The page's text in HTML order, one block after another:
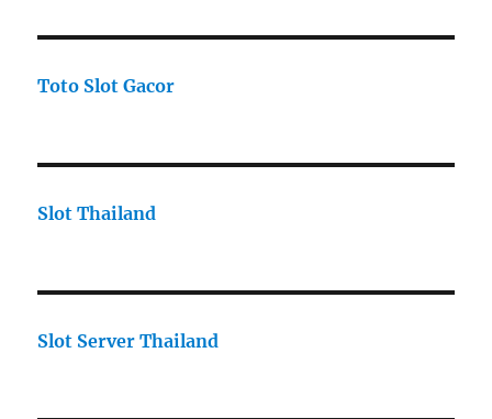
Toto Slot Gacor
Slot Thailand
Slot Server Thailand